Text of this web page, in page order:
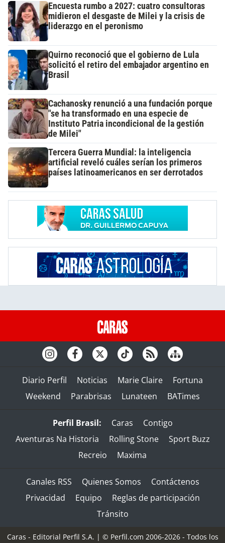
Encuesta rumbo a 2027: cuatro consultoras
midieron el desgaste de Milei y la crisis de
liderazgo en el peronismo
Quirno reconoció que el gobierno de Lula
solicitó el retiro del embajador argentino en
Brasil
Cachanosky renunció a una fundación porque
"se ha transformado en una especie de
Instituto Patria incondicional de la gestión
de Milei"
Tercera Guerra Mundial: la inteligencia
artificial reveló cuáles serían los primeros
países latinoamericanos en ser derrotados
Diario Perfil Noticias Marie Claire
Fortuna
Weekend
Parabrisas Lunateen BATimes
Perfil Brasil: Caras
Contigo
Aventuras Na Historia
Rolling Stone
Sport Buzz
Recreio
Maxima
Canales RSS Quienes Somos
Contáctenos
Privacidad
Equipo
Reglas de participación
Tránsito
Caras - Editorial Perfil S.A. | © Perfil.com 2006-2026 - Todos los